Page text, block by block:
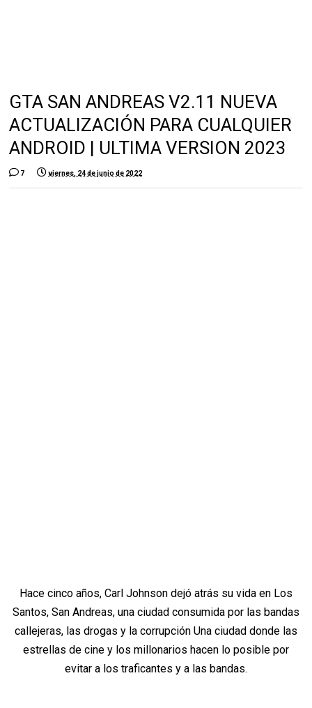
GTA SAN ANDREAS V2.11 NUEVA
ACTUALIZACIÓN PARA CUALQUIER
ANDROID | ULTIMA VERSION 2023
7 viernes, 24 de junio de 2022
Hace cinco años, Carl Johnson dejó atrás su vida en Los
Santos, San Andreas, una ciudad consumida por las bandas
callejeras, las drogas y la corrupción Una ciudad donde las
estrellas de cine y los millonarios hacen lo posible por
evitar a los traficantes y a las bandas.